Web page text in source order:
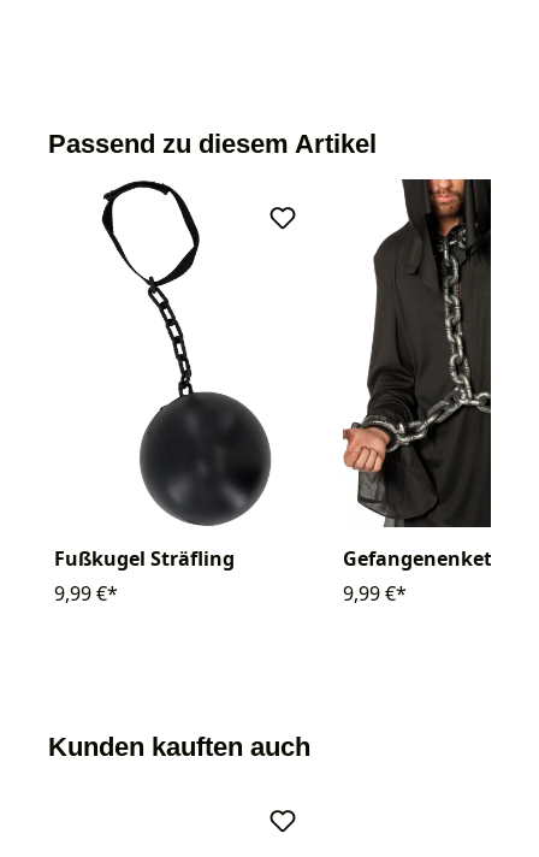
Passend zu diesem Artikel
Fußkugel Sträfling
9,99 €*
Gefangenenkette
9,99 €*
Kunden kauften auch